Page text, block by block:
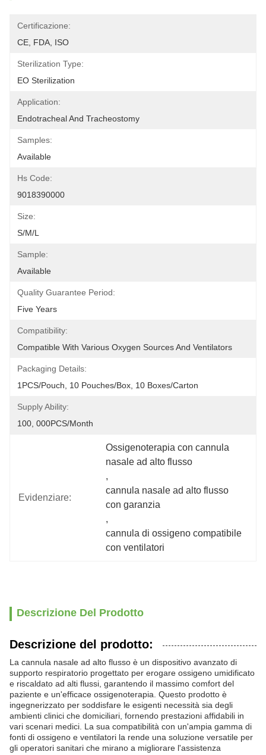
Certificazione:
CE, FDA, ISO
Sterilization Type:
EO Sterilization
Application:
Endotracheal And Tracheostomy
Samples:
Available
Hs Code:
9018390000
Size:
S/M/L
Sample:
Available
Quality Guarantee Period:
Five Years
Compatibility:
Compatible With Various Oxygen Sources And Ventilators
Packaging Details:
1PCS/Pouch, 10 Pouches/Box, 10 Boxes/Carton
Supply Ability:
100, 000PCS/Month
Evidenziare:
Ossigenoterapia con cannula
nasale ad alto flusso
,
cannula nasale ad alto flusso
con garanzia
,
cannula di ossigeno compatibile
con ventilatori
Descrizione Del Prodotto
Descrizione del prodotto:
La cannula nasale ad alto flusso è un dispositivo avanzato di
supporto respiratorio progettato per erogare ossigeno umidificato
e riscaldato ad alti flussi, garantendo il massimo comfort del
paziente e un'efficace ossigenoterapia. Questo prodotto è
ingegnerizzato per soddisfare le esigenti necessità sia degli
ambienti clinici che domiciliari, fornendo prestazioni affidabili in
vari scenari medici. La sua compatibilità con un'ampia gamma di
fonti di ossigeno e ventilatori la rende una soluzione versatile per
gli operatori sanitari che mirano a migliorare l'assistenza